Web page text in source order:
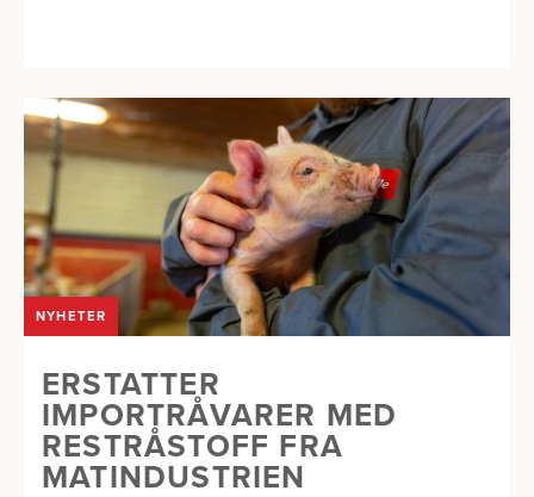
NYHETER
ERSTATTER
IMPORTRÅVARER MED
RESTRÅSTOFF FRA
MATINDUSTRIEN